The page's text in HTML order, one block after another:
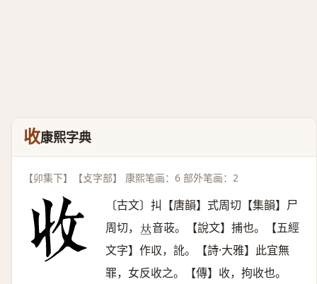
收康熙字典
【卯集下】【攴字部】 康熙笔画：6 部外笔画：2
〔古文〕㧃【唐韻】式周切【集韻】尸
周切， 𠀤音荍。【說文】捕也。【五經
文字】作収，訛。【詩·大雅】此宜無
罪，女反收之。【傳】收，拘收也。